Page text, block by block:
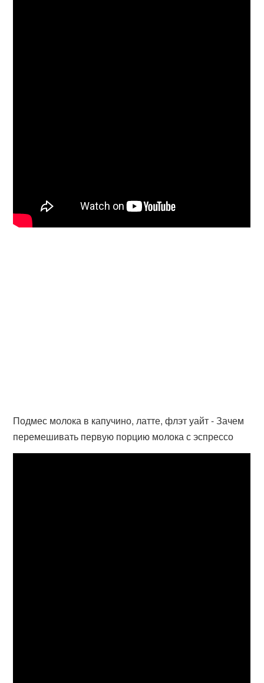
Подмес молока в капучино, латте, флэт уайт - Зачем
перемешивать первую порцию молока с эспрессо